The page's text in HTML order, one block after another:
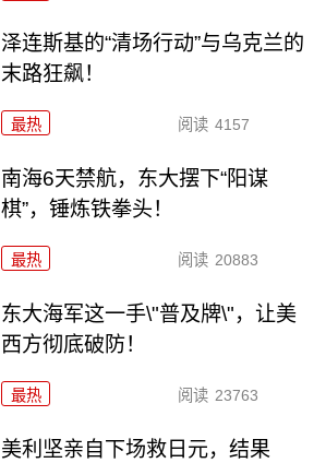
泽连斯基的“清场行动”与乌克兰的
末路狂飙！
最热 阅读 4157
南海6天禁航，东大摆下“阳谋
棋”，锤炼铁拳头！
最热 阅读 20883
东大海军这一手\"普及牌\"，让美
西方彻底破防！
最热 阅读 23763
美利坚亲自下场救日元，结果